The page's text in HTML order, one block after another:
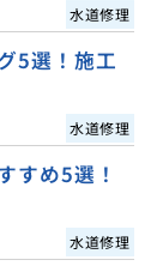
水道修理
5選！施工
水道修理
すめ5選！
水道修理